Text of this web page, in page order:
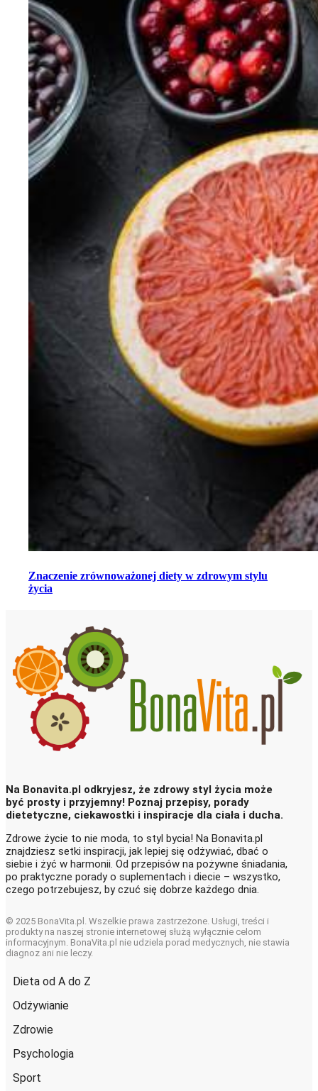
Znaczenie zrównoważonej diety w zdrowym stylu
życia
Na Bonavita.pl odkryjesz, że zdrowy styl życia może
być prosty i przyjemny! Poznaj przepisy, porady
dietetyczne, ciekawostki i inspiracje dla ciała i ducha.
Zdrowe życie to nie moda, to styl bycia! Na Bonavita.pl
znajdziesz setki inspiracji, jak lepiej się odżywiać, dbać o
siebie i żyć w harmonii. Od przepisów na pożywne śniadania,
po praktyczne porady o suplementach i diecie – wszystko,
czego potrzebujesz, by czuć się dobrze każdego dnia.
© 2025 BonaVita.pl. Wszelkie prawa zastrzeżone. Usługi, treści i
produkty na naszej stronie internetowej służą wyłącznie celom
informacyjnym. BonaVita.pl nie udziela porad medycznych, nie stawia
diagnoz ani nie leczy.
Dieta od A do Z
Odżywianie
Zdrowie
Psychologia
Sport